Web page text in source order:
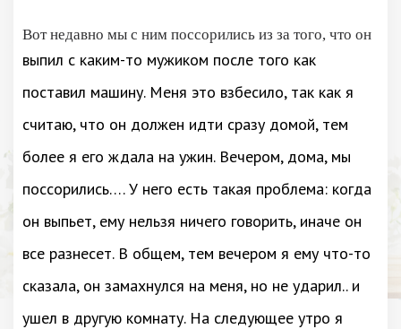
Вот недавно мы с ним поссорились из за того, что он
выпил с каким-то мужиком после того как
поставил машину. Меня это взбесило, так как я
считаю, что он должен идти сразу домой, тем
более я его ждала на ужин. Вечером, дома, мы
поссорились…. У него есть такая проблема: когда
он выпьет, ему нельзя ничего говорить, иначе он
все разнесет. В общем, тем вечером я ему что-то
сказала, он замахнулся на меня, но не ударил.. и
ушел в другую комнату. На следующее утро я